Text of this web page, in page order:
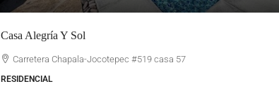
Casa Alegría Y Sol
Carretera Chapala-Jocotepec #519 casa 57
RESIDENCIAL